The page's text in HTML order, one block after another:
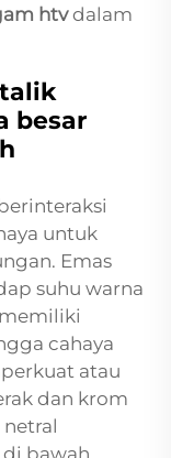
htvdalam
besar
berinteraksi
untuk
Emas
suhu warna
cahaya
atau
dan krom